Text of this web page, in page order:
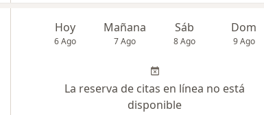
Hoy
6 Ago
Mañana
7 Ago
Sáb
8 Ago
Dom
9 Ago
La reserva de citas en línea no está
disponible